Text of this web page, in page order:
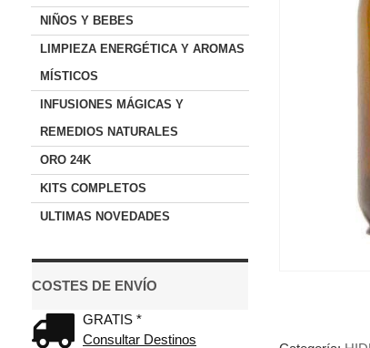
NIÑOS Y BEBES
LIMPIEZA ENERGÉTICA Y AROMAS
MÍSTICOS
INFUSIONES MÁGICAS Y
REMEDIOS NATURALES
ORO 24K
KITS COMPLETOS
ULTIMAS NOVEDADES
COSTES DE ENVÍO
GRATIS *
Consultar Destinos